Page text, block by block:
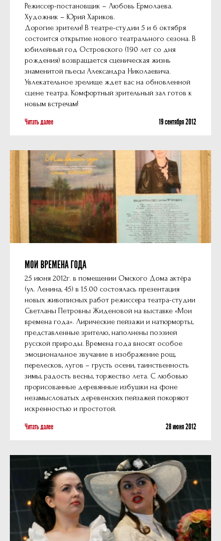
Режиссер-постановщик – Любовь Ермолаева.
Художник – Юрий Хариков.
Дорогие зрители! В театре-студии 5 и 6 октября
состоится открытие нового театрального сезона. В
юбилейный год Островского (190 лет со дня
рождения) возвращается сценическая жизнь
знаменитой пьесы Александра Николаевича.
Увлекательное зрелище ждет вас на обновленной
сцене театра. Комфортный зрительный зал готов к
новым встречам!
Читать далее 19 сентября 2012
МОИ ВРЕМЕНА ГОДА
25 июня 2012г. в помещении Омского Дома актёра
(ул. Ленина, 45) в 15.00 состоялась презентация
новых живописных работ режиссера театра-студии
Светланы Петровны Жиденовой на выставке «Мои
времена года». Лирические пейзажи и натюрморты,
представленные зрителю, наполнены поэзией
русской природы. Времена года вносят особое
эмоциональное звучание в изображение рощ,
перелесков, лугов – грусть осени, таинственность
зимы, радость весны, торжество лета. С любовью
прорисованные деревянные избушки на фоне
незамысловатых деревенских пейзажей покоряют
искренностью и простотой.
Читать далее 28 июня 2012